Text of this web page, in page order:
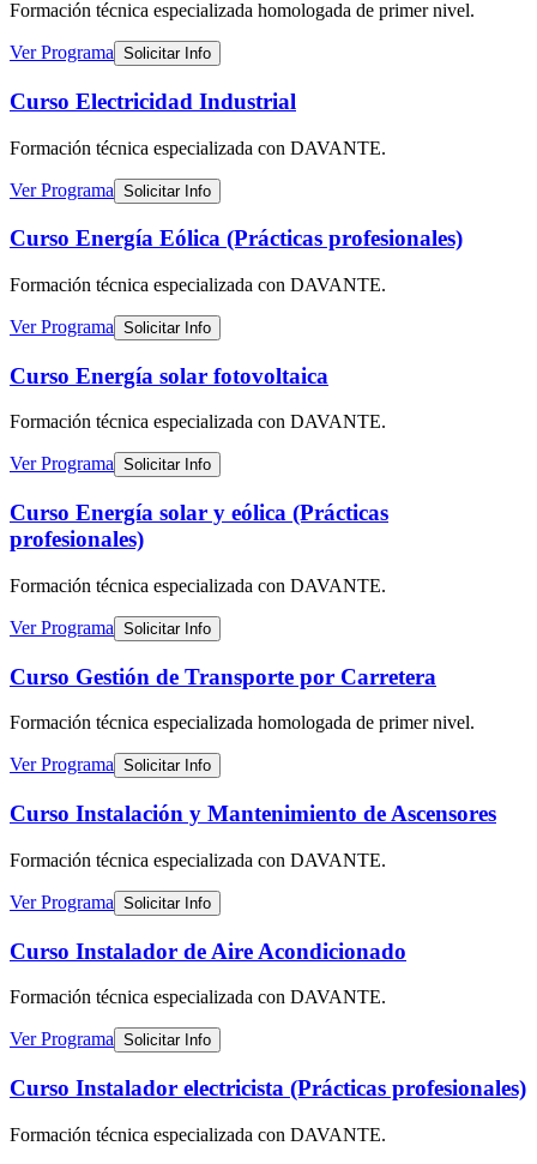
Formación técnica especializada homologada de primer nivel.
Ver Programa Solicitar Info
Curso Electricidad Industrial
Formación técnica especializada con DAVANTE.
Ver Programa Solicitar Info
Curso Energía Eólica (Prácticas profesionales)
Formación técnica especializada con DAVANTE.
Ver Programa Solicitar Info
Curso Energía solar fotovoltaica
Formación técnica especializada con DAVANTE.
Ver Programa Solicitar Info
Curso Energía solar y eólica (Prácticas
profesionales)
Formación técnica especializada con DAVANTE.
Ver Programa Solicitar Info
Curso Gestión de Transporte por Carretera
Formación técnica especializada homologada de primer nivel.
Ver Programa Solicitar Info
Curso Instalación y Mantenimiento de Ascensores
Formación técnica especializada con DAVANTE.
Ver Programa Solicitar Info
Curso Instalador de Aire Acondicionado
Formación técnica especializada con DAVANTE.
Ver Programa Solicitar Info
Curso Instalador electricista (Prácticas profesionales)
Formación técnica especializada con DAVANTE.